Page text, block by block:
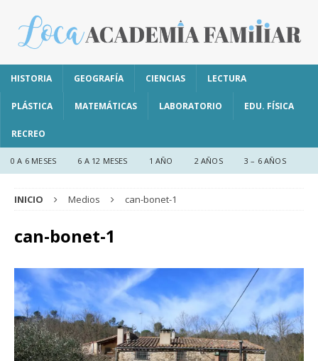
HISTORIA GEOGRAFÍA CIENCIAS LECTURA
PLÁSTICA MATEMÁTICAS LABORATORIO EDU. FÍSICA
RECREO
0 A 6 MESES 6 A 12 MESES 1 AÑO 2 AÑOS 3 – 6 AÑOS
INICIO Medios can-bonet-1
can-bonet-1